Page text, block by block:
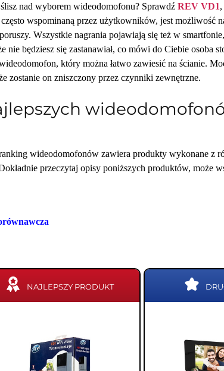
nad wyborem wideodomofonu? SprawdźREV VD1
wspominaną przez użytkowników, jest możliwość
Wszystkie nagrania pojawiają się też w
nie będziesz się zastanawiał, co mówi do Ciebie osoba
który można łatwo zawiesić na ścianie.
zostanie on zniszczony przez czynniki zewnętrzne.
wideodomofonów zawiera produkty wykonane z
przeczytaj opisy poniższych produktów, może
NAJLEPSZY PRODUKT